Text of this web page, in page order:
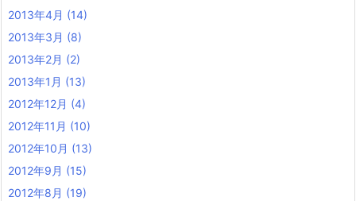
2013年4月 (14)
2013年3月 (8)
2013年2月 (2)
2013年1月 (13)
2012年12月 (4)
2012年11月 (10)
2012年10月 (13)
2012年9月 (15)
2012年8月 (19)